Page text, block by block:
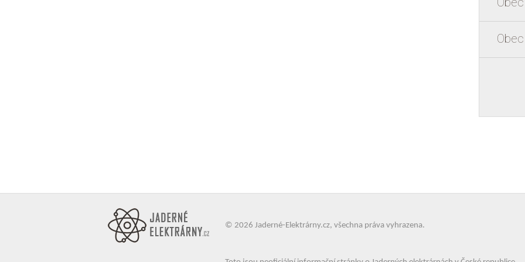
© 2026 Jaderné-Elektrárny.cz, všechna práva vyhrazena.